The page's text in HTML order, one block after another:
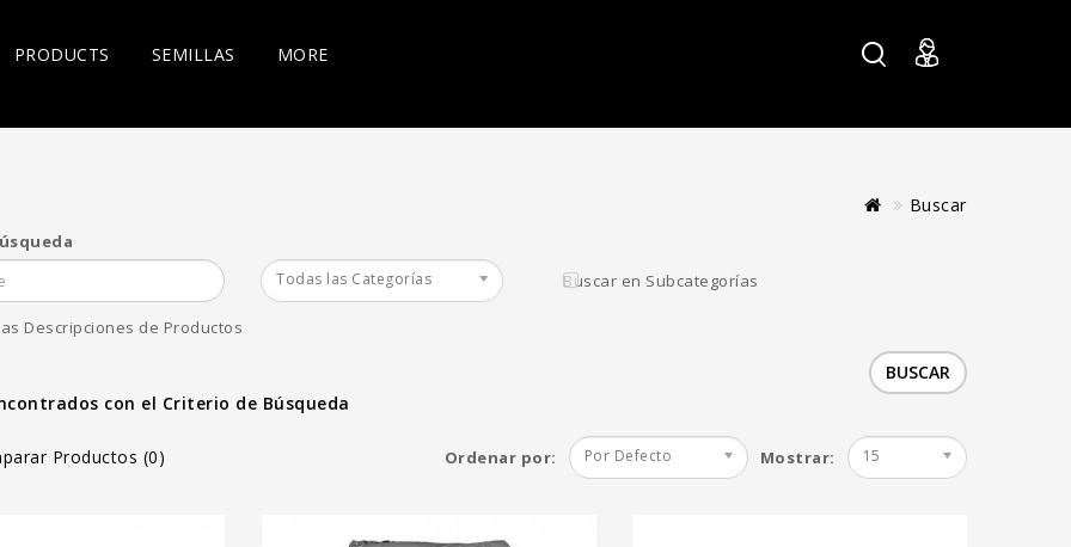
PRODUCTS SEMILLAS MORE
12
Heights
Local Hero 12 Reg -
Higher Heights
100.00€
Fire House 12 Reg -
Higher Heights - Higher Heights
Buscar
Todas las Categorías Buscar en Subcategorías
Descripciones de Productos
con el Criterio de Búsqueda
Productos (0) Ordenar por: Por Defecto Mostrar: 15